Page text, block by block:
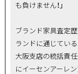
も負けません！」
ブランド家具査定
ランドに通じてい
大阪支店の統括責
にイーセンアーレ